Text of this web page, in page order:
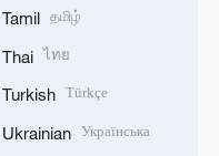
Tamil தமிழ்
Thai ไทย
Turkish Türkçe
Ukrainian Українська